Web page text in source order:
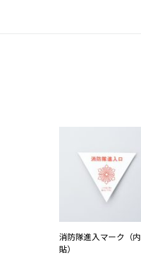
消防隊進入マーク（内
貼）